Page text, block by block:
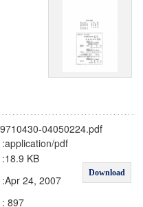
04050224.pdf
:application/pdf
Download
:18.9 KB
:Apr 24, 2007
: 897